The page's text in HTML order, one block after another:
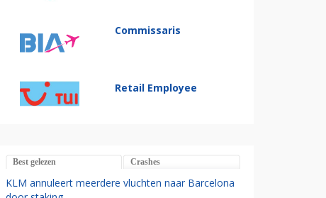
Commissaris
Retail Employee
Best gelezen Crashes
KLM annuleert meerdere vluchten naar Barcelona